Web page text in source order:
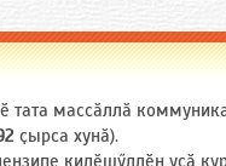
массӑллӑ
ҫырса хунӑ).
килӗшӳллӗн усӑ